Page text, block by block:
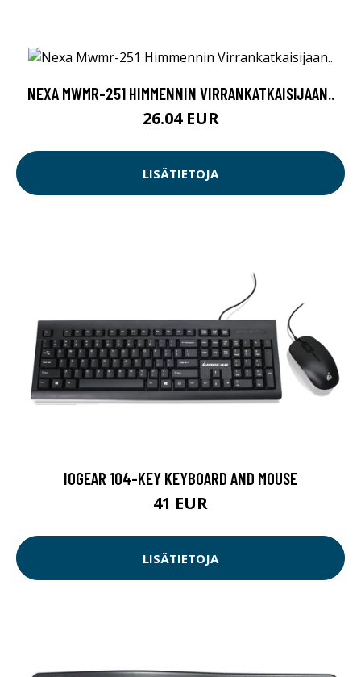
NEXA MWMR-251 HIMMENNIN VIRRANKATKAISIJAAN..
26.04 EUR
LISÄTIETOJA
IOGEAR 104-KEY KEYBOARD AND MOUSE
41 EUR
LISÄTIETOJA